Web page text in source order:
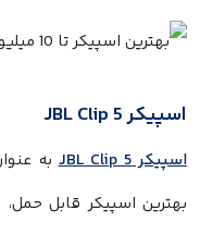
به عنوان یکی
قابل حمل، با طراحی